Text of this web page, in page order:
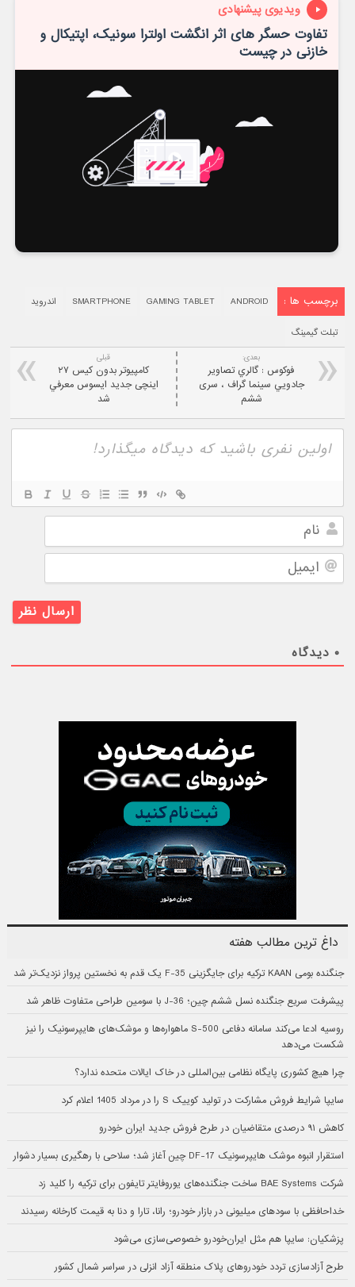
ویدیوی پیشنهادی
تفاوت حسگر های اثر انگشت اولترا سونیک، اپتیکال و
خازنی در چیست
برچسب ها : ANDROID
GAMING TABLET
SMARTPHONE اندروید
تبلت گیمینگ
قبلی
کامپیوتر بدون کیس ۲۷
اینچی جدید ايسوس معرفي
شد
بعدی:
فوکوس : گالري تصاوير
جادويي سينما گراف ، سری
ششم
نام
ایمیل
۰ دیدگاه
داغ ترین مطالب هفته
جنگنده بومی KAAN ترکیه برای جایگزینی F-35 یک قدم به نخستین پرواز نزدیک‌تر شد
پیشرفت سریع جنگنده نسل ششم چین؛ J-36 با سومین طراحی متفاوت ظاهر شد
روسیه ادعا می‌کند سامانه دفاعی S-500 ماهواره‌ها و موشک‌های هایپرسونیک را نیز
شکست می‌دهد
چرا هیچ کشوری پایگاه نظامی بین‌المللی در خاک ایالات متحده ندارد؟
سایپا شرایط فروش مشارکت در تولید کوییک S را در مرداد 1405 اعلام کرد
کاهش ۹۱ درصدی متقاضیان در طرح فروش جدید ایران خودرو
استقرار انبوه موشک هایپرسونیک DF-17 چین آغاز شد؛ سلاحی با رهگیری بسیار دشوار
شرکت BAE Systems ساخت جنگنده‌های یوروفایتر تایفون برای ترکیه را کلید زد
خداحافظی با سودهای میلیونی در بازار خودرو؛ رانا، تارا و دنا به قیمت کارخانه رسیدند
پزشکیان: سایپا هم مثل ایران‌خودرو خصوصی‌سازی می‌شود
طرح آزادسازی تردد خودروهای پلاک منطقه آزاد انزلی در سراسر شمال کشور